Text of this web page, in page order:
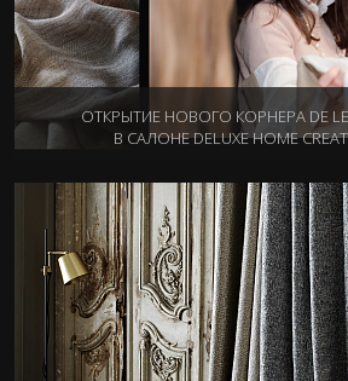
ОТКРЫТИЕ НОВОГО КОРНЕРА DE LE
В САЛОНЕ DELUXE HOME